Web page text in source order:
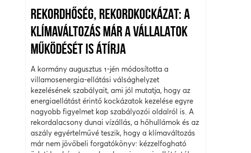
REKORDHŐSÉG, REKORDKOCKÁZAT: A
KLÍMAVÁLTOZÁS MÁR A VÁLLALATOK
MŰKÖDÉSÉT IS ÁTÍRJA
A kormány augusztus 1-jén módosította a
villamosenergia-ellátási válsághelyzet
kezelésének szabályait, ami jól mutatja, hogy az
energiaellátást érintő kockázatok kezelése egyre
nagyobb figyelmet kap szabályozói oldalról is. A
rekordalacsony dunai vízállás, a hőhullámok és az
aszály egyértelművé teszik, hogy a klímaváltozás
már nem jövőbeli forgatókönyv: kézzelfogható